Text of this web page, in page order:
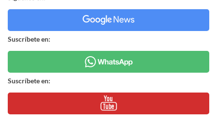
Suscríbete en:
Suscríbete en: